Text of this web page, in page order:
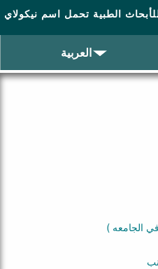
الطبية تحمل اسم نيكولاي
العربية
في الجامعه )